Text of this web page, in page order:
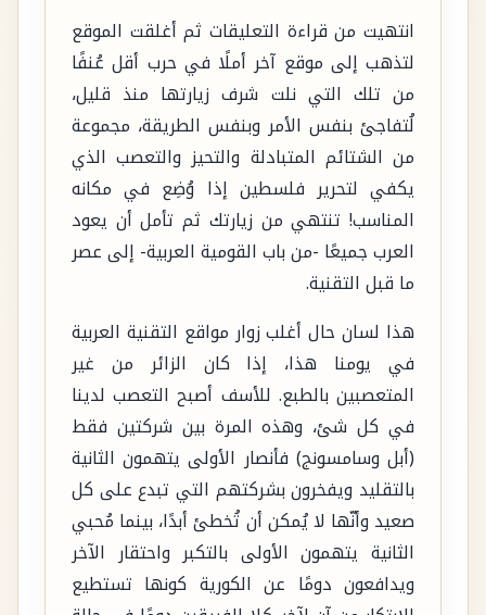
انتهيت من قراءة التعليقات ثم أغلقت الموقع
لتذهب إلى موقع آخر أملًا في حرب أقل عُنفًا
من تلك التي نلت شرف زيارتها منذ قليل،
لُتفاجئ بنفس الأمر وبنفس الطريقة، مجموعة
من الشتائم المتبادلة والتحيز والتعصب الذي
يكفي لتحرير فلسطين إذا وُضِع في مكانه
المناسب! تنتهي من زيارتك ثم تأمل أن يعود
العرب جميعًا -من باب القومية العربية- إلى عصر
ما قبل التقنية.
هذا لسان حال أغلب زوار مواقع التقنية العربية
في يومنا هذا، إذا كان الزائر من غير
المتعصبين بالطبع. للأسف أصبح التعصب لدينا
في كل شئ، وهذه المرة بين شركتين فقط
(أبل وسامسونج) فأنصار الأولى يتهمون الثانية
بالتقليد ويفخرون بشركتهم التي تبدع على كل
صعيد وأنّها لا يُمكن أن تُخطئ أبدًا، بينما مُحبي
الثانية يتهمون الأولى بالتكبر واحتقار الآخر
ويدافعون دومًا عن الكورية كونها تستطيع